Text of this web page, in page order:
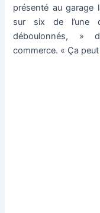
présenté au garage
sur six de l’une
déboulonnés, »
commerce. « Ça